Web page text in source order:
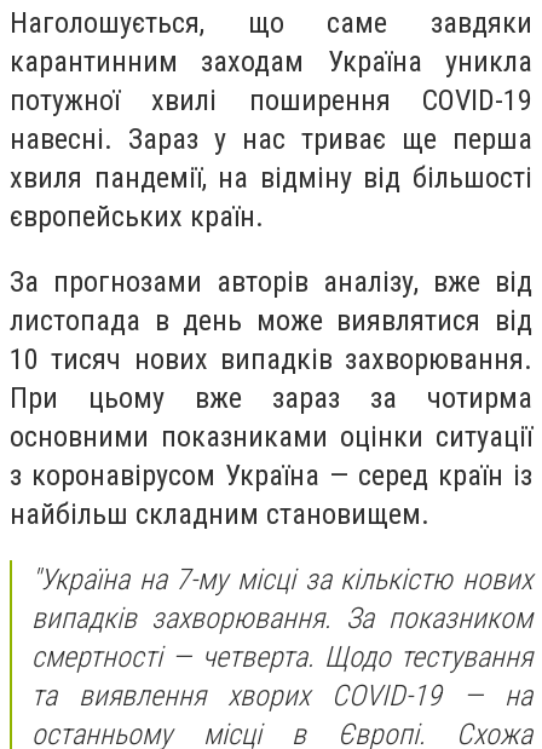
Наголошується, що саме завдяки
карантинним заходам Україна уникла
потужної хвилі поширення COVID-19
навесні. Зараз у нас триває ще перша
хвиля пандемії, на відміну від більшості
європейських країн.
За прогнозами авторів аналізу, вже від
листопада в день може виявлятися від
10 тисяч нових випадків захворювання.
При цьому вже зараз за чотирма
основними показниками оцінки ситуації
з коронавірусом Україна — серед країн із
найбільш складним становищем.
"Україна на 7-му місці за кількістю нових
випадків захворювання. За показником
смертності — четверта. Щодо тестування
та виявлення хворих COVID-19 — на
останньому місці в Європі. Схожа